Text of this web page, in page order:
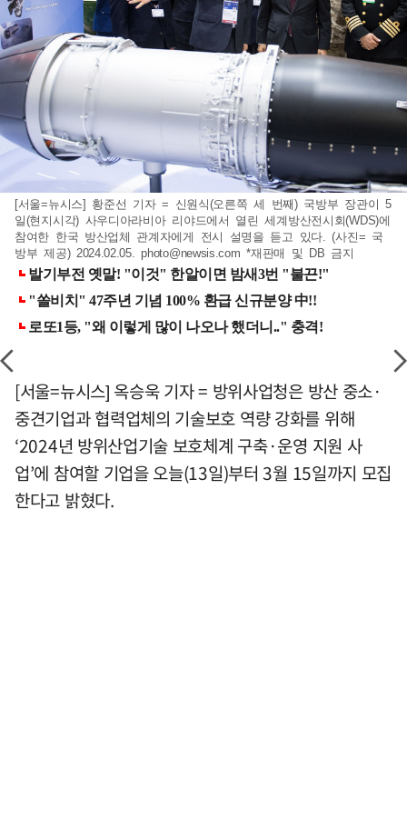
[서울=뉴시스] 황준선 기자 = 신원식(오른쪽 세 번째) 국방부 장관이 5
일(현지시각) 사우디아라비아 리야드에서 열린 세계방산전시회(WDS)에
참여한 한국 방산업체 관계자에게 전시 설명을 듣고 있다. (사진= 국
방부 제공) 2024.02.05.photo@newsis.com *재판매 및 DB 금지
[서울=뉴시스] 옥승욱 기자 = 방위사업청은 방산 중소·
중견기업과 협력업체의 기술보호 역량 강화를 위해
‘2024년 방위산업기술 보호체계 구축·운영 지원 사
업’에 참여할 기업을 오늘(13일)부터 3월 15일까지 모집
한다고 밝혔다.